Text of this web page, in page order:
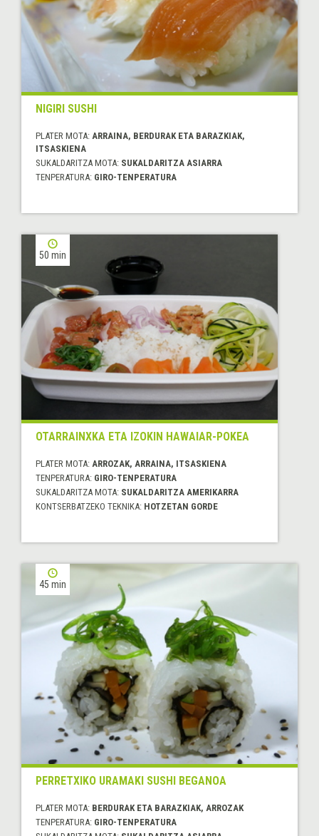
NIGIRI SUSHI
PLATER MOTA: ARRAINA, BERDURAK ETA BARAZKIAK,
ITSASKIENA
SUKALDARITZA MOTA: SUKALDARITZA ASIARRA
TENPERATURA: GIRO-TENPERATURA
50 min
OTARRAINXKA ETA IZOKIN HAWAIAR-POKEA
PLATER MOTA: ARROZAK, ARRAINA, ITSASKIENA
TENPERATURA: GIRO-TENPERATURA
SUKALDARITZA MOTA: SUKALDARITZA AMERIKARRA
KONTSERBATZEKO TEKNIKA: HOTZETAN GORDE
45 min
PERRETXIKO URAMAKI SUSHI BEGANOA
PLATER MOTA: BERDURAK ETA BARAZKIAK, ARROZAK
TENPERATURA: GIRO-TENPERATURA